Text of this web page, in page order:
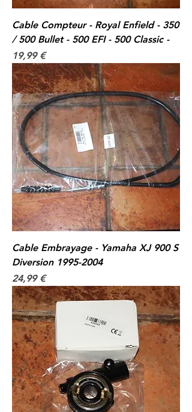
Cable Compteur - Royal Enfield - 350
/ 500 Bullet - 500 EFI - 500 Classic -
Prix
19,99 €
Cable Embrayage - Yamaha XJ 900 S
Diversion 1995-2004
Prix
24,99 €